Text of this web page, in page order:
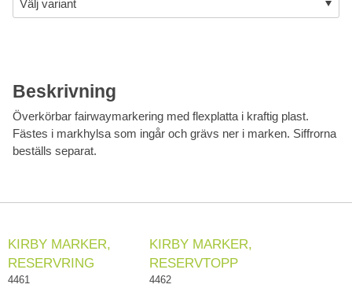
Beskrivning
Överkörbar fairwaymarkering med flexplatta i kraftig plast.
Fästes i markhylsa som ingår och grävs ner i marken. Siffrorna
beställs separat.
KIRBY MARKER,
RESERVRING
4461
KIRBY MARKER,
RESERVTOPP
4462